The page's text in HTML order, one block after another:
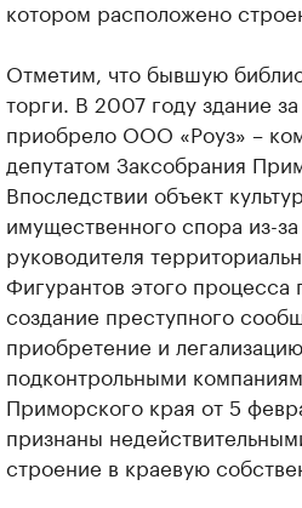
котором расположено
Отметим, что бывшую
торги. В 2007 году здание
приобрело ООО «Роуз» –
депутатом Заксобрания
Впоследствии объект
имущественного спора из-
руководителя
Фигурантов этого процесса
создание преступного
приобретение и
подконтрольными
Приморского края от 5
признаны
строение в краевую